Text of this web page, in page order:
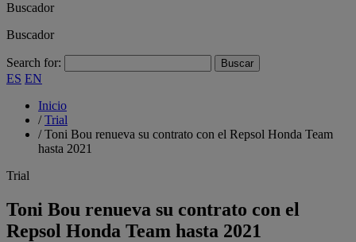
Buscador
Buscador
Search for:
ES EN
Inicio
/Trial
/Toni Bou renueva su contrato con el Repsol Honda Team
hasta 2021
Trial
Toni Bou renueva su contrato con el
Repsol Honda Team hasta 2021